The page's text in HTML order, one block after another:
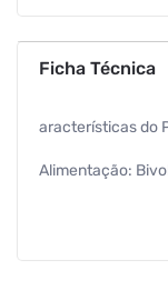
Ficha Técnica
aracterísticas do
Alimentação: